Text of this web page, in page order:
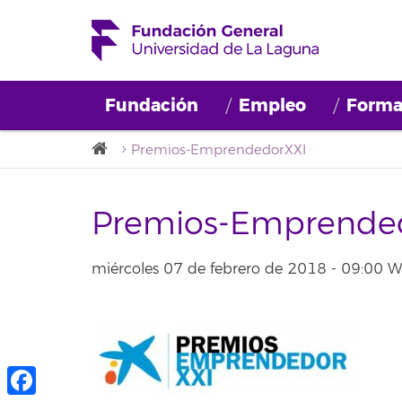
Fundación Empleo
Premios-EmprendedorXXI
Premios-
miércoles 07 de febrero de 2018 - 09:00